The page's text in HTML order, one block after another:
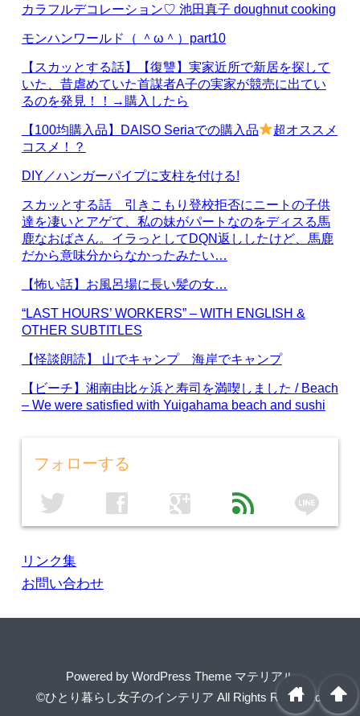
カラフルデコレーション♡ 池田真子 doughnut cooking
モンハンワールド（ ＾ω＾）part10
【スカッとする話】【復讐】実家近所で新居を探して
いた、昔虐めていた首謀者A子の実家が競売に出てい
るのを発見！！→購入したら
【100均購入品】DAISO Seriaでの購入品
超オススメ
コスメ！？
DIY／ハンガーパイプに支柱を付ける!
スカッとする話 引きこもり登校拒否にニートの子供
達を凄いとアゲて、私の妹がパートなのをディスる馬
鹿なおばさん。イラっとしてDQN返ししたけど、馬鹿
だから意味分からなかったみたい…
【怖い話】お風呂場に長い髪の女…
“LAST HOURS’ WORKERS” – WITH ENGLISH &
OTHER SUBTITLES
【怪談朗読】 山でキャンプ 海岸でキャンプ
【ビーチ】湘南由比ヶ浜と寿司を満喫しました / Beach
– We were satisfied with Yuigahama beach and sushi
フォローする
twitter facebook google feed line
リンク集
お問い合わせ
Powered by WordPress Theme マテリアル
©ひとり暮らし女子のインテリア All Rights Reserved. arrowup
home